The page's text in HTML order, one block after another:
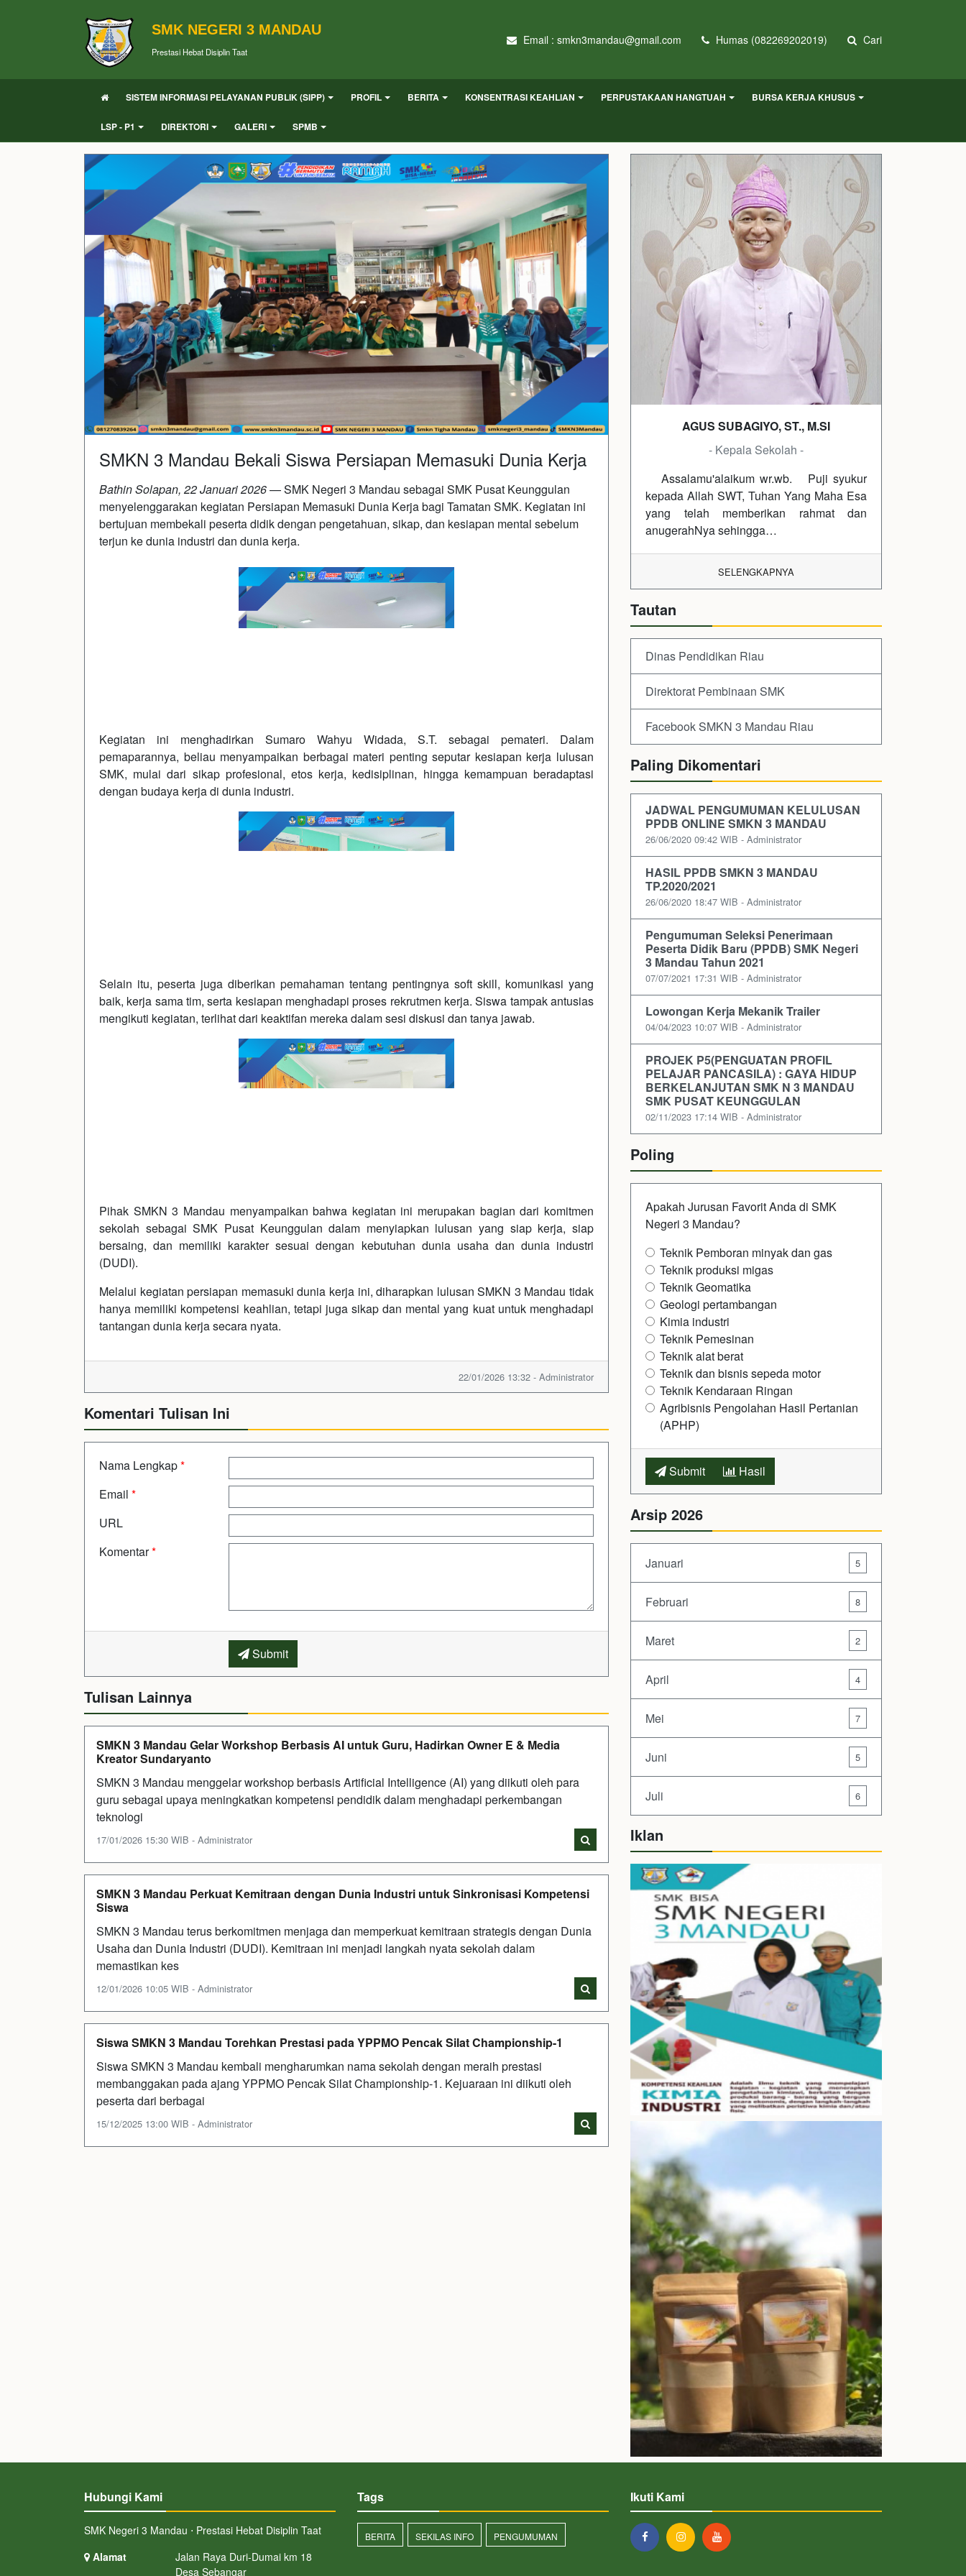
SMK NEGERI 3 MANDAU
Prestasi Hebat Disiplin Taat
Email : smkn3mandau@gmail.com Humas (082269202019) Cari
SISTEM INFORMASI PELAYANAN PUBLIK (SIPP) PROFIL BERITA KONSENTRASI KEAHLIAN PERPUSTAKAAN HANGTUAH BURSA KERJA KHUSUS
LSP - P1 DIREKTORI GALERI SPMB
SMKN 3 Mandau Bekali Siswa Persiapan Memasuki Dunia Kerja
Bathin Solapan, 22 Januari 2026— SMK Negeri 3 Mandau sebagai SMK Pusat Keunggulan
menyelenggarakan kegiatan Persiapan Memasuki Dunia Kerja bagi Tamatan SMK. Kegiatan ini
bertujuan membekali peserta didik dengan pengetahuan, sikap, dan kesiapan mental sebelum
terjun ke dunia industri dan dunia kerja.
Kegiatan ini menghadirkan Sumaro Wahyu Widada, S.T. sebagai pemateri. Dalam
pemaparannya, beliau menyampaikan berbagai materi penting seputar kesiapan kerja lulusan
SMK, mulai dari sikap profesional, etos kerja, kedisiplinan, hingga kemampuan beradaptasi
dengan budaya kerja di dunia industri.
Selain itu, peserta juga diberikan pemahaman tentang pentingnya soft skill, komunikasi yang
baik, kerja sama tim, serta kesiapan menghadapi proses rekrutmen kerja. Siswa tampak antusias
mengikuti kegiatan, terlihat dari keaktifan mereka dalam sesi diskusi dan tanya jawab.
Pihak SMKN 3 Mandau menyampaikan bahwa kegiatan ini merupakan bagian dari komitmen
sekolah sebagai SMK Pusat Keunggulan dalam menyiapkan lulusan yang siap kerja, siap
bersaing, dan memiliki karakter sesuai dengan kebutuhan dunia usaha dan dunia industri
(DUDI).
Melalui kegiatan persiapan memasuki dunia kerja ini, diharapkan lulusan SMKN 3 Mandau tidak
hanya memiliki kompetensi keahlian, tetapi juga sikap dan mental yang kuat untuk menghadapi
tantangan dunia kerja secara nyata.
22/01/2026 13:32 - Administrator
Komentari Tulisan Ini
Nama Lengkap*
Email *
URL
Komentar*
Submit
Tulisan Lainnya
SMKN 3 Mandau Gelar Workshop Berbasis AI untuk Guru, Hadirkan Owner E & Media
Kreator Sundaryanto
SMKN 3 Mandau menggelar workshop berbasis Artificial Intelligence (AI) yang diikuti oleh para
guru sebagai upaya meningkatkan kompetensi pendidik dalam menghadapi perkembangan
teknologi
17/01/2026 15:30 WIB - Administrator
SMKN 3 Mandau Perkuat Kemitraan dengan Dunia Industri untuk Sinkronisasi Kompetensi
Siswa
SMKN 3 Mandau terus berkomitmen menjaga dan memperkuat kemitraan strategis dengan Dunia
Usaha dan Dunia Industri (DUDI). Kemitraan ini menjadi langkah nyata sekolah dalam
memastikan kes
12/01/2026 10:05 WIB - Administrator
Siswa SMKN 3 Mandau Torehkan Prestasi pada YPPMO Pencak Silat Championship-1
Siswa SMKN 3 Mandau kembali mengharumkan nama sekolah dengan meraih prestasi
membanggakan pada ajang YPPMO Pencak Silat Championship-1. Kejuaraan ini diikuti oleh
peserta dari berbagai
15/12/2025 13:00 WIB - Administrator
AGUS SUBAGIYO, ST., M.SI
- Kepala Sekolah -
Assalamu'alaikum wr.wb. Puji syukur
kepada Allah SWT, Tuhan Yang Maha Esa
yang telah memberikan rahmat dan
anugerahNya sehingga…
SELENGKAPNYA
Tautan
Dinas Pendidikan Riau
Direktorat Pembinaan SMK
Facebook SMKN 3 Mandau Riau
Paling Dikomentari
JADWAL PENGUMUMAN KELULUSAN
PPDB ONLINE SMKN 3 MANDAU
26/06/2020 09:42 WIB - Administrator
HASIL PPDB SMKN 3 MANDAU
TP.2020/2021
26/06/2020 18:47 WIB - Administrator
Pengumuman Seleksi Penerimaan
Peserta Didik Baru (PPDB) SMK Negeri
3 Mandau Tahun 2021
07/07/2021 17:31 WIB - Administrator
Lowongan Kerja Mekanik Trailer
04/04/2023 10:07 WIB - Administrator
PROJEK P5(PENGUATAN PROFIL
PELAJAR PANCASILA) : GAYA HIDUP
BERKELANJUTAN SMK N 3 MANDAU
SMK PUSAT KEUNGGULAN
02/11/2023 17:14 WIB - Administrator
Poling
Apakah Jurusan Favorit Anda di SMK
Negeri 3 Mandau?
Teknik Pemboran minyak dan gas
Teknik produksi migas
Teknik Geomatika
Geologi pertambangan
Kimia industri
Teknik Pemesinan
Teknik alat berat
Teknik dan bisnis sepeda motor
Teknik Kendaraan Ringan
Agribisnis Pengolahan Hasil Pertanian
(APHP)
Submit Hasil
Arsip 2026
Januari 5
Februari 8
Maret 2
April 4
Mei 7
Juni 5
Juli 6
Iklan
Hubungi Kami
SMK Negeri 3 Mandau ⋅ Prestasi Hebat Disiplin Taat
Alamat
Jalan Raya Duri-Dumai km 18
Desa Sebangar
Tags
BERITA SEKILAS INFO PENGUMUMAN
Ikuti Kami